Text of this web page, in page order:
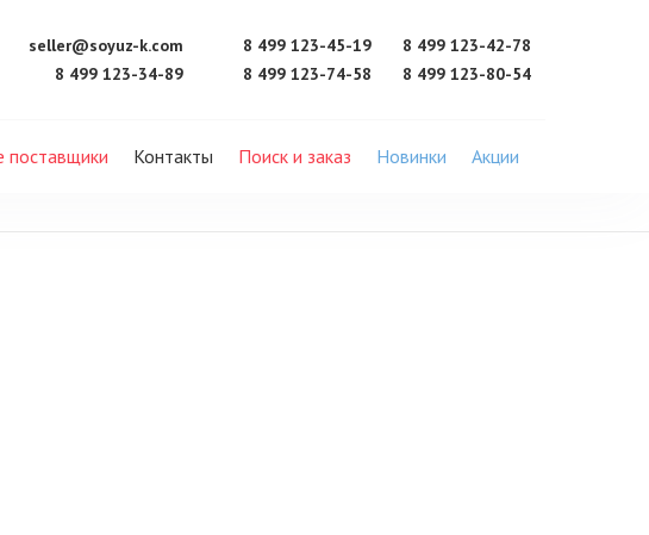
seller@soyuz-k.com
8 499 123-34-89
8 499 123-45-19
8 499 123-42-78
8 499 123-74-58
8 499 123-80-54
поставщики Контакты Поиск и заказ Новинки Акции